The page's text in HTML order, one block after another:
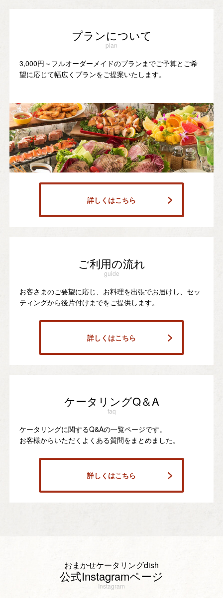
プランについて
plan
3,000円～フルオーダーメイドのプランまでご予算とご希
望に応じて幅広くプランをご提案いたします。
詳しくはこちら
ご利用の流れ
guide
お客さまのご要望に応じ、お料理を出張でお届けし、セッ
ティングから後片付けまでをご提供します。
詳しくはこちら
ケータリングQ＆A
faq
ケータリングに関するQ&Aの一覧ページです。
お客様からいただくよくある質問をまとめました。
詳しくはこちら
おまかせケータリングdish
公式Instagramページ
Instagram